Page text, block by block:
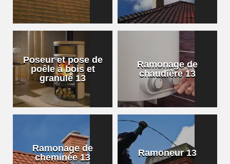
Poseur et pose de
poêle à bois et
granulé 13
Ramonage de
chaudière 13
Ramonage de
cheminée 13
Ramoneur 13